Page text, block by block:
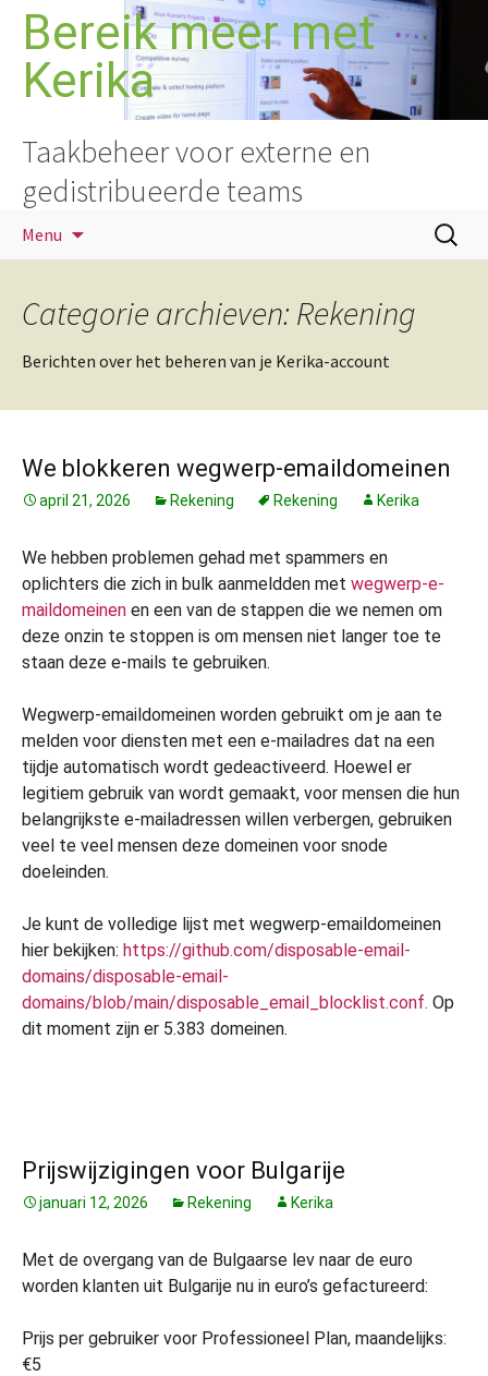
inhoud
Bereik meer met
Kerika
Taakbeheer voor externe en
gedistribueerde teams
Menu
Zoeken
naar:
Categorie archieven: Rekening
Berichten over het beheren van je Kerika-account
We blokkeren wegwerp-emaildomeinen
april 21, 2026 Rekening Rekening Kerika
We hebben problemen gehad met spammers en
oplichters die zich in bulk aanmeldden met wegwerp-e-
maildomeinen en een van de stappen die we nemen om
deze onzin te stoppen is om mensen niet langer toe te
staan deze e-mails te gebruiken.
Wegwerp-emaildomeinen worden gebruikt om je aan te
melden voor diensten met een e-mailadres dat na een
tijdje automatisch wordt gedeactiveerd. Hoewel er
legitiem gebruik van wordt gemaakt, voor mensen die hun
belangrijkste e-mailadressen willen verbergen, gebruiken
veel te veel mensen deze domeinen voor snode
doeleinden.
Je kunt de volledige lijst met wegwerp-emaildomeinen
hier bekijken: https://github.com/disposable-email-
domains/disposable-email-
domains/blob/main/disposable_email_blocklist.conf. Op
dit moment zijn er 5.383 domeinen.
Prijswijzigingen voor Bulgarije
januari 12, 2026 Rekening Kerika
Met de overgang van de Bulgaarse lev naar de euro
worden klanten uit Bulgarije nu in euro’s gefactureerd:
Prijs per gebruiker voor Professioneel Plan, maandelijks:
€5